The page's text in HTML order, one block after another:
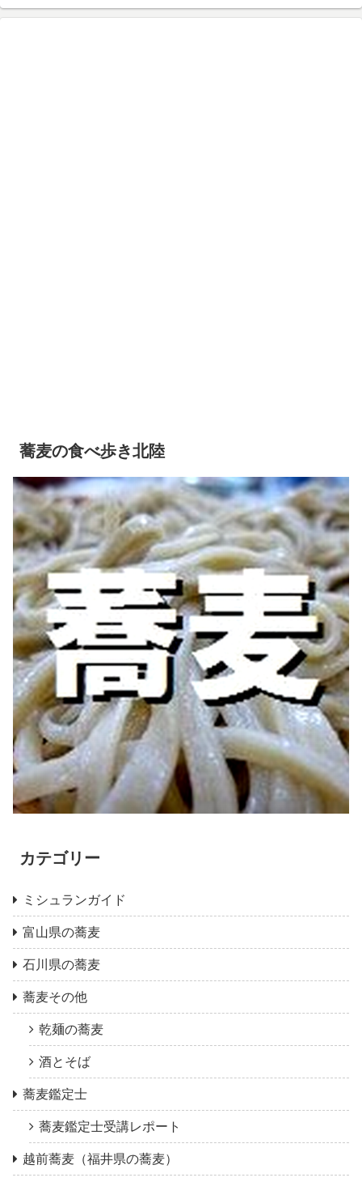
蕎麦の食べ歩き北陸
カテゴリー
ミシュランガイド
富山県の蕎麦
石川県の蕎麦
蕎麦その他
乾麺の蕎麦
酒とそば
蕎麦鑑定士
蕎麦鑑定士受講レポート
越前蕎麦（福井県の蕎麦）